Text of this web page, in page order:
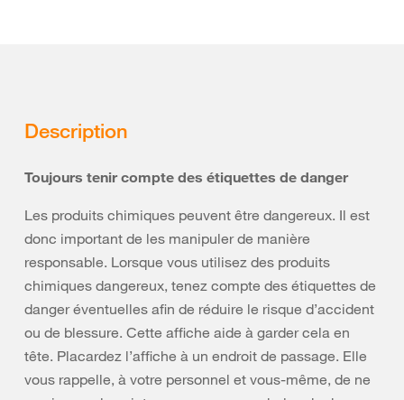
Description
Toujours tenir compte des étiquettes de danger
Les produits chimiques peuvent être dangereux. Il est
donc important de les manipuler de manière
responsable. Lorsque vous utilisez des produits
chimiques dangereux, tenez compte des étiquettes de
danger éventuelles afin de réduire le risque d’accident
ou de blessure. Cette affiche aide à garder cela en
tête. Placardez l’affiche à un endroit de passage. Elle
vous rappelle, à votre personnel et vous-même, de ne